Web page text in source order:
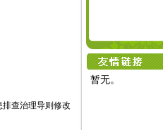
暂无。
查治理导则修改